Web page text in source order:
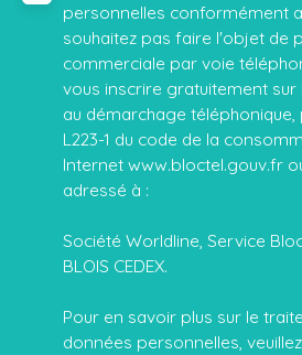
personnelles conformément
souhaitez pas faire l'objet de
commerciale par voie
vous inscrire gratuitement
au démarchage
L223-1 du code de la
Internet www.bloctel.gouv.fr
adressé à :
Société Worldline, Service
BLOIS CEDEX.
Pour en savoir plus sur le
données personnelles,